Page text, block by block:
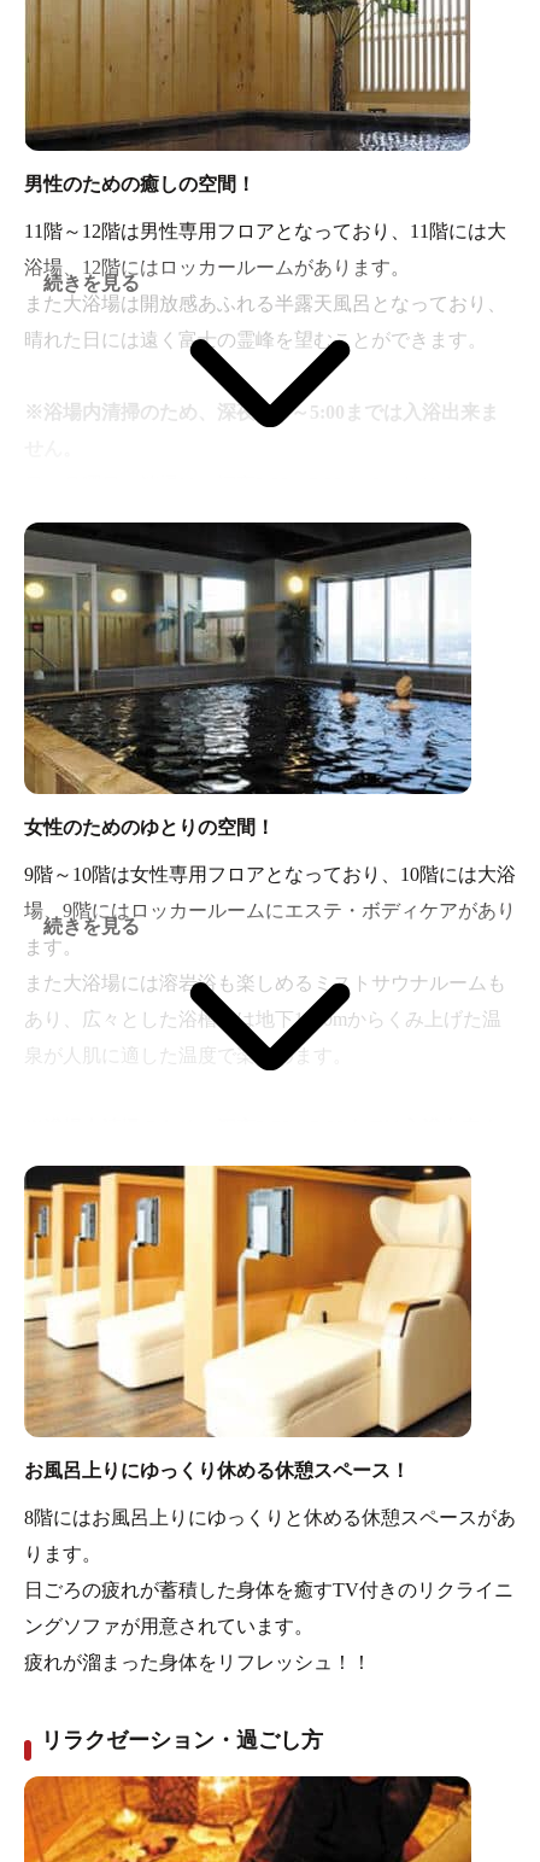
男性のための癒しの空間！
11階～12階は男性専用フロアとなっており、11階には大
浴場、12階にはロッカールームがあります。
また大浴場は開放感あふれる半露天風呂となっており、
晴れた日には遠く富士の霊峰を望むことができます。
※浴場内清掃のため、深夜2:50～5:00までは入浴出来ま
この時間帯はご利用できませんので予めご了承下さい。
（日によって調整があります。フロントにてお尋ねくだ
さい。）
続きを見る
女性のためのゆとりの空間！
9階～10階は女性専用フロアとなっており、10階には大浴
場、9階にはロッカールームにエステ・ボディケアがあり
ます。
また大浴場には溶岩浴も楽しめるミストサウナルームも
あり、広々とした浴槽では地下1500mからくみ上げた温
泉が人肌に適した温度で楽しめます。
せん。
日・月曜日の清掃は、深夜1:50～5:00までになります。
この時間帯はご利用できませんので予めご了承下さい。
（日によって調整があります。フロントにてお尋ねくだ
さい。）
続きを見る
お風呂上りにゆっくり休める休憩スペース！
8階にはお風呂上りにゆっくりと休める休憩スペースがあ
ります。
日ごろの疲れが蓄積した身体を癒すTV付きのリクライニ
ングソファが用意されています。
疲れが溜まった身体をリフレッシュ！！
リラクゼーション・過ごし方